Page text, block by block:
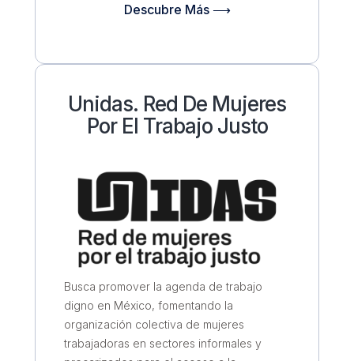
Descubre Más ⟶
Unidas. Red De Mujeres
Por El Trabajo Justo
Busca promover la agenda de trabajo
digno en México, fomentando la
organización colectiva de mujeres
trabajadoras en sectores informales y